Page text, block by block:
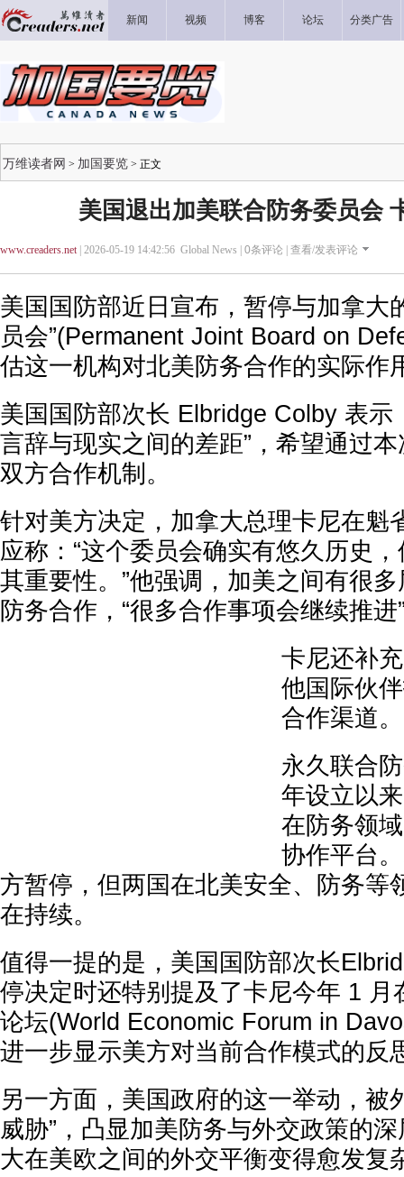
新闻 视频 博客 论坛 分类广告
万维读者网 > 加国要览 > 正文
美国退出加美联合防务委员会
www.creaders.net| 2026-05-19 14:42:56 Global News | 0条评论 | 查看/发表评论
美国国防部近日宣布，暂停与加拿大
员会”(Permanent Joint Board on
估这一机构对北美防务合作的实际作
美国国防部次长 Elbridge Colby 表示
言辞与现实之间的差距”，希望通过
双方合作机制。
针对美方决定，加拿大总理卡尼在魁
应称：“这个委员会确实有悠久历史
其重要性。”他强调，加美之间有很
防务合作，“很多合作事项会继续推进
卡尼还补
他国际伙
合作渠道。
永久联合
年设立以
在防务领
协作平台
方暂停，但两国在北美安全、防务等
在持续。
值得一提的是，美国国防部次长
停决定时还特别提及了卡尼今年 1 月
论坛(World Economic Forum in
进一步显示美方对当前合作模式的反
另一方面，美国政府的这一举动，被
威胁”，凸显加美防务与外交政策的
大在美欧之间的外交平衡变得愈发复